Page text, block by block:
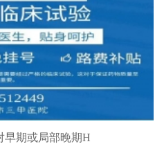
早期或局部晚期H